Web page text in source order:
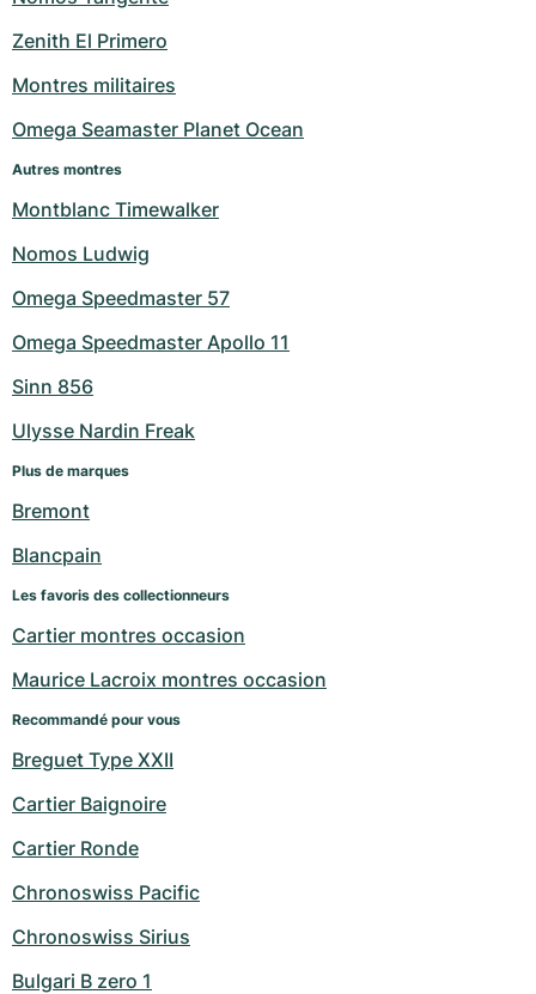
Milgauss
Oyster Perpetual
Yacht-Master
Yacht-Master II
Sea-Dweller
Sky-Dweller
Montres pour femmes
Ronde
Rotonde
Crash
Pasha
Tortue
Baignoire
Roadster
Montres d'occasion
Professional
Bentley
Transocean
Cockpit
Chronospace
Super Avenger
Montbrillant
Montres d'occasion
Formula 1
Grand Carrera
Montres d'occasion
Montres pour femmes
Portofino
Portugieser
Da Vinci
Aquatimer
Spitfire
Montres d'occasion
Spirit of Big Bang
King Power
Montres d'occasion
Zenith El Primero
Montres militaires
Omega Seamaster Planet Ocean
Autres montres
Montblanc Timewalker
Nomos Ludwig
Omega Speedmaster 57
Omega Speedmaster Apollo 11
Sinn 856
Ulysse Nardin Freak
Plus de marques
Bremont
Blancpain
Les favoris des collectionneurs
Cartier montres occasion
Maurice Lacroix montres occasion
Recommandé pour vous
Breguet Type XXII
Cartier Baignoire
Cartier Ronde
Chronoswiss Pacific
Chronoswiss Sirius
Bulgari B zero 1